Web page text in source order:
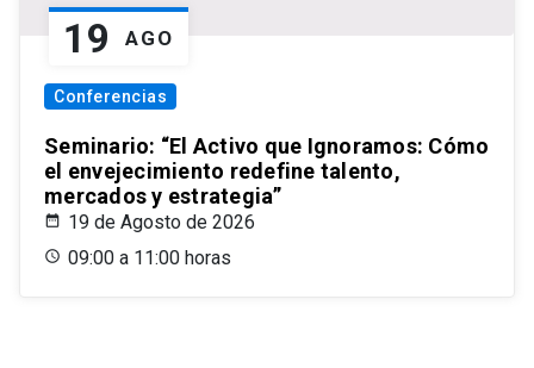
19 AGO
Conferencias
Seminario: “El Activo que Ignoramos: Cómo
el envejecimiento redefine talento,
mercados y estrategia”
19 de Agosto de 2026
09:00 a 11:00 horas